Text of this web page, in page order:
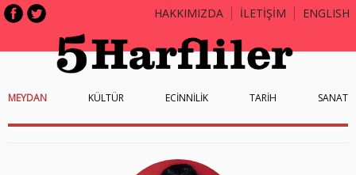
HAKKIMIZDA İLETİŞİM ENGLISH
MEYDAN KÜLTÜR ECİNNİLİK TARİH SANAT